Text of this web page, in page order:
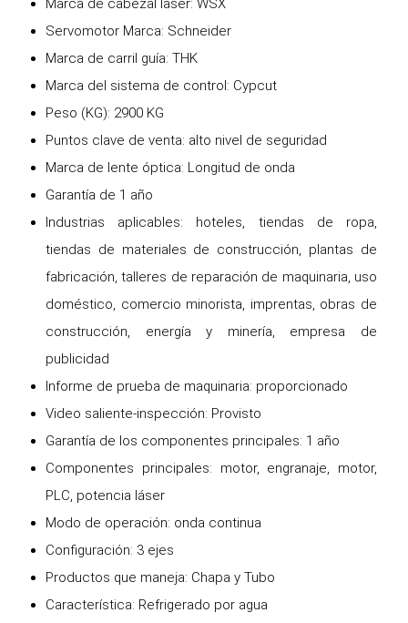
Marca de cabezal láser: WSX
Servomotor Marca: Schneider
Marca de carril guía: THK
Marca del sistema de control: Cypcut
Peso (KG): 2900 KG
Puntos clave de venta: alto nivel de seguridad
Marca de lente óptica: Longitud de onda
Garantía de 1 año
Industrias aplicables: hoteles, tiendas de ropa,
tiendas de materiales de construcción, plantas de
fabricación, talleres de reparación de maquinaria, uso
doméstico, comercio minorista, imprentas, obras de
construcción, energía y minería, empresa de
publicidad
Informe de prueba de maquinaria: proporcionado
Video saliente-inspección: Provisto
Garantía de los componentes principales: 1 año
Componentes principales: motor, engranaje, motor,
PLC, potencia láser
Modo de operación: onda continua
Configuración: 3 ejes
Productos que maneja: Chapa y Tubo
Característica: Refrigerado por agua